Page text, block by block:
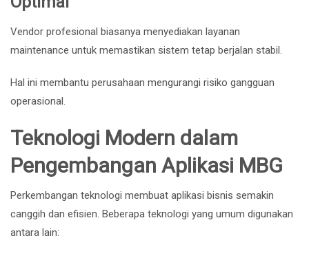
Vendor profesional biasanya menyediakan layanan
maintenance untuk memastikan sistem tetap berjalan stabil.
Hal ini membantu perusahaan mengurangi risiko gangguan
operasional.
Teknologi Modern dalam
Pengembangan Aplikasi MBG
Perkembangan teknologi membuat aplikasi bisnis semakin
canggih dan efisien. Beberapa teknologi yang umum digunakan
antara lain: